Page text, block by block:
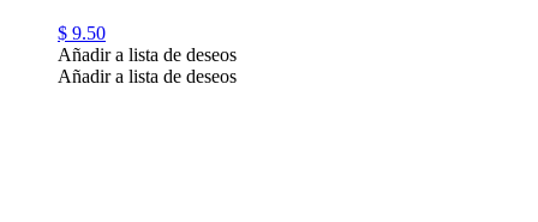
$ 9.50
Añadir a lista de deseos
Añadir a lista de deseos